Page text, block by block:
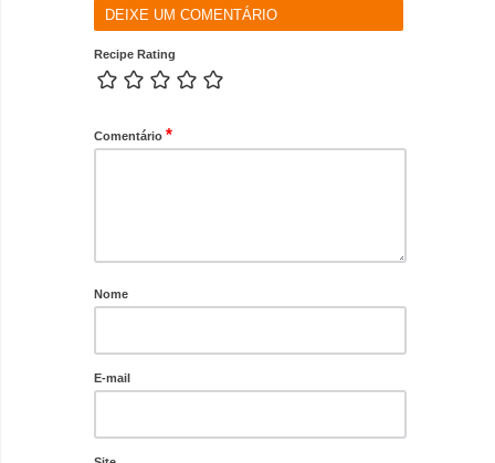
DEIXE UM COMENTÁRIO
Recipe Rating
Comentário *
Nome
E-mail